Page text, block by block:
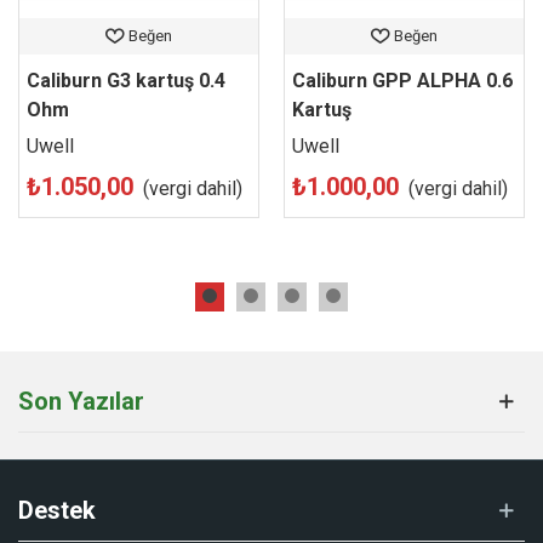
teslimat avantajıyla sitemiz üzerinden hemen güvenle satın
alabilirsiniz.
Beğen
Caliburn G3 kartuş 0.4
Ohm
Uwell
₺1.050,00 (vergi dahil)
Beğen
Caliburn GPP ALPHA 0.6
Kartuş
Uwell
₺1.000,00 (vergi dahil)
Son Yazılar
Destek